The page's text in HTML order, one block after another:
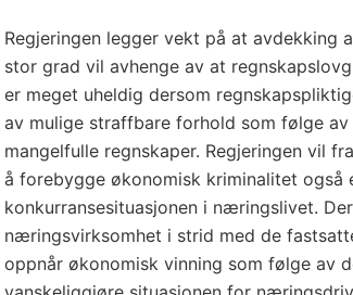
Regjeringen legger vekt på at avdekking
stor grad vil avhenge av at
er meget uheldig dersom
av mulige straffbare forhold som følge av
mangelfulle regnskaper. Regjeringen vil
å forebygge økonomisk kriminalitet også
konkurransesituasjonen i næringslivet.
næringsvirksomhet i strid med de
oppnår økonomisk vinning som følge av